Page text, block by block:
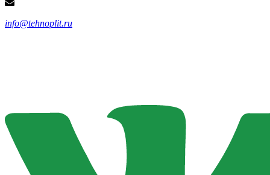
info@tehnoplit.ru